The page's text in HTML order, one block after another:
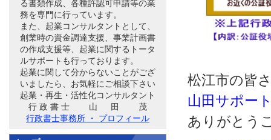
松江市の皆
山田サポー
ありがとう
る書類作成、各種許認可申請等の業
務を専門に行っています。
また、起業コンサルタントとして、
創業時の資金調達支援、事業計画書
の作成支援等、起業に関するトータ
ルサポートも行っております。
起業に関して分からないことがござ
いましたら、お気軽にご相談下さい
起業・再生・活性化コンサルタント
行 政 書 士 山 田 茂
行政書士事務所 ・ プロフィール